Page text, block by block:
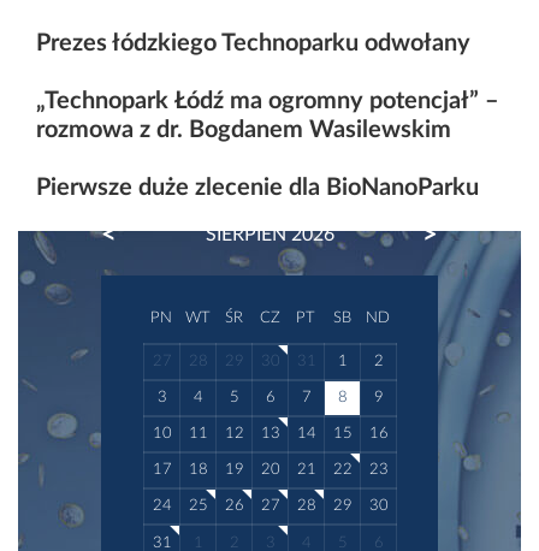
Prezes łódzkiego Technoparku odwołany
„Technopark Łódź ma ogromny potencjał” –
rozmowa z dr. Bogdanem Wasilewskim
Pierwsze duże zlecenie dla BioNanoParku
SIERPIEŃ 2026
PREVIOUS NEXT
PN WT ŚR CZ PT SB ND
27 28 29 30 31 1 2
3 4 5 6 7 8 9
10 11 12 13 14 15 16
17 18 19 20 21 22 23
24 25 26 27 28 29 30
31 1 2 3 4 5 6